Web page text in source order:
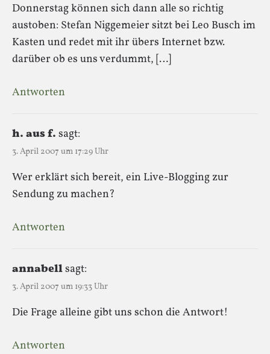
Donnerstag können sich dann alle so richtig
austoben: Stefan Niggemeier sitzt bei Leo Busch im
Kasten und redet mit ihr übers Internet bzw.
darüber ob es uns verdummt, […]
Antworten
h. aus f. sagt:
3. April 2007 um 17:29 Uhr
Wer erklärt sich bereit, ein Live-Blogging zur
Sendung zu machen?
Antworten
annabellsagt:
3. April 2007 um 19:33 Uhr
Die Frage alleine gibt uns schon die Antwort!
Antworten